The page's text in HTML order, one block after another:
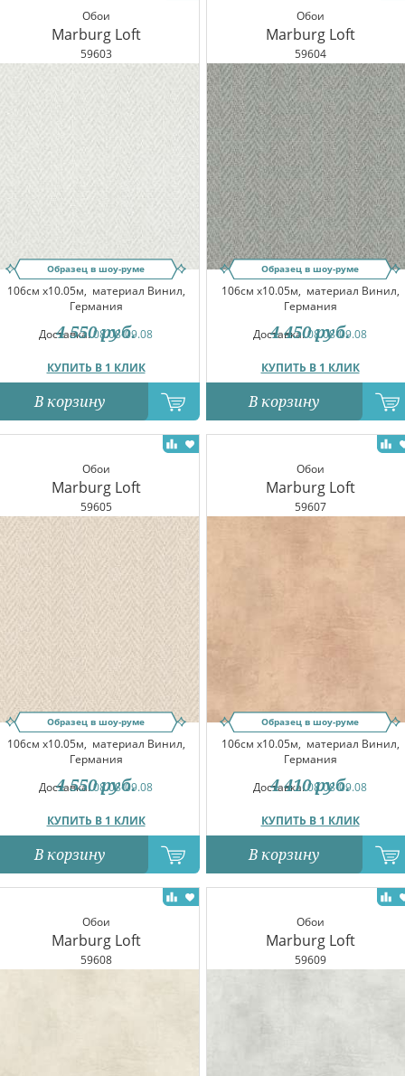
Обои
Marburg Loft
59603
Образец в шоу-руме
106см x10.05м, материал Винил,
Германия
Доставка:08.08-09.08
КУПИТЬ В 1 КЛИК
4 550 руб.
В корзину
Обои
Marburg Loft
59604
Образец в шоу-руме
106см x10.05м, материал Винил,
Германия
Доставка:08.08-09.08
КУПИТЬ В 1 КЛИК
4 450 руб.
В корзину
Обои
Marburg Loft
59605
Образец в шоу-руме
106см x10.05м, материал Винил,
Германия
Доставка:08.08-09.08
КУПИТЬ В 1 КЛИК
4 550 руб.
В корзину
Обои
Marburg Loft
59607
Образец в шоу-руме
106см x10.05м, материал Винил,
Германия
Доставка:08.08-09.08
КУПИТЬ В 1 КЛИК
4 410 руб.
В корзину
Обои
Marburg Loft
59608
Обои
Marburg Loft
59609